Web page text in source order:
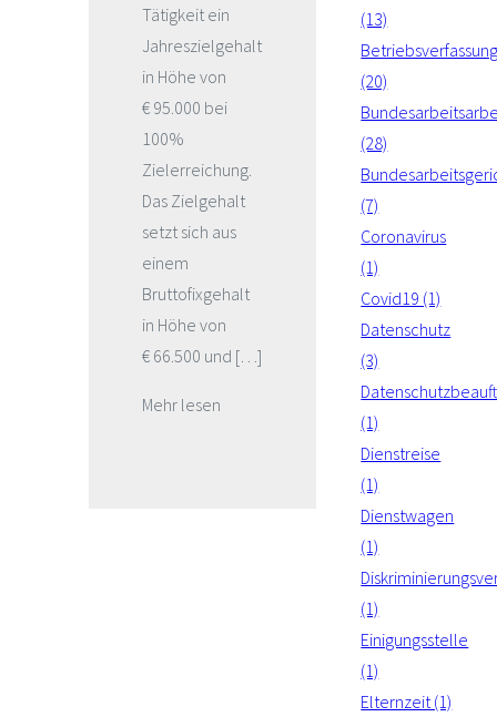
Tätigkeit ein
Jahreszielgehalt
in Höhe von
€ 95.000 bei
100%
Zielerreichung.
Das Zielgehalt
setzt sich aus
einem
Bruttofixgehalt
in Höhe von
€ 66.500 und […]
Mehr lesen
(13)
(20)
(28)
(7)
Coronavirus
(1)
Covid19 (1)
Datenschutz
(3)
(1)
Dienstreise
(1)
Dienstwagen
(1)
(1)
Einigungsstelle
(1)
Elternzeit (1)